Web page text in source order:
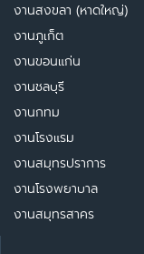
งานสงขลา (หาดใหญ่)
งานภูเก็ต
งานขอนแก่น
งานชลบุรี
งานกทม
งานโรงแรม
งานสมุทรปราการ
งานโรงพยาบาล
งานสมุทรสาคร